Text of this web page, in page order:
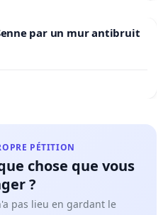
par un mur antibruit
PÉTITION
chose que vous
?
pas lieu en gardant le